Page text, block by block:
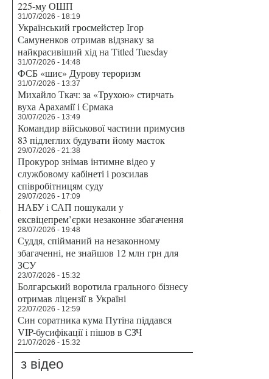
225-му ОШП
31/07/2026 - 18:19
Український гросмейстер Ігор
Самуненков отримав відзнаку за
найкрасивіший хід на Titled Tuesday
31/07/2026 - 14:48
ФСБ «шиє» Дурову тероризм
31/07/2026 - 13:37
Михайло Ткач: за «Трухою» стирчать
вуха Арахамії і Єрмака
30/07/2026 - 13:49
Командир військової частини примусив
83 підлеглих будувати йому маєток
29/07/2026 - 21:38
Прокурор знімав інтимне відео у
службовому кабінеті і розсилав
співробітницям суду
29/07/2026 - 17:09
НАБУ і САП пошукали у
ексвіцепрем’єрки незаконне збагачення
28/07/2026 - 19:48
Суддя, спійманий на незаконному
збагаченні, не знайшов 12 млн грн для
ЗСУ
23/07/2026 - 15:32
Болгарський воротила грального бізнесу
отримав ліцензії в Україні
22/07/2026 - 12:59
Син соратника кума Путіна піддався
VIP-бусифікації і пішов в СЗЧ
21/07/2026 - 15:32
з відео